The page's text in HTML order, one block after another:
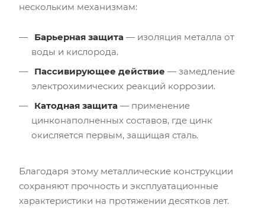
нескольким механизмам:
Барьерная защита — изоляция металла от
воды и кислорода.
Пассивирующее действие — замедление
электрохимических реакций коррозии.
Катодная защита — применение
цинконаполненных составов, где цинк
окисляется первым, защищая сталь.
Благодаря этому металлические конструкции
сохраняют прочность и эксплуатационные
характеристики на протяжении десятков лет.